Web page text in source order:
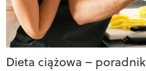
Dieta ciążowa – poradnik